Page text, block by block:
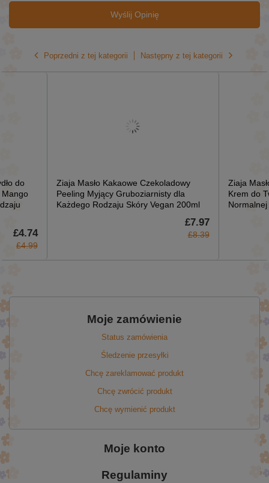
Wyślij Opinię
Poprzedni z tej kategorii
do
£4.74
£4.99
Ziaja Masło Kakaowe Czekoladowy
Peeling Myjący Gruboziarnisty dla
Każdego Rodzaju Skóry Vegan 200ml
£7.97
£8.39
Ziaja
Krem do
Następny z tej kategorii
Moje zamówienie
Status zamówienia
Śledzenie przesyłki
Chcę zareklamować produkt
Chcę zwrócić produkt
Chcę wymienić produkt
Moje konto
Regulaminy